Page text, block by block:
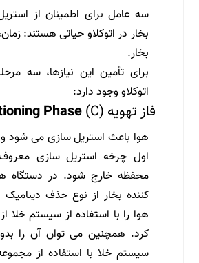
سه عامل برای اطمینان از
بخار در اتوکلاو حیاتی هستند:
بخار.
برای تأمین این نیازها، سه
اتوکلاو وجود دارد:
فاز تهویه (C) Phase
هوا باعث استریل سازی می شود و
اول چرخه استریل سازی
محفظه خارج شود. در دستگاه
کننده بخار از نوع حذف
هوا را با استفاده از سیستم خلا
کرد. همچنین می توان آن را
سیستم خلا با استفاده از